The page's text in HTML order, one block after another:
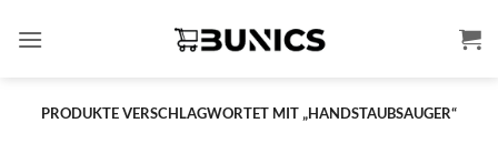
Inhalt
PRODUKTE VERSCHLAGWORTET MIT „HANDSTAUBSAUGER“